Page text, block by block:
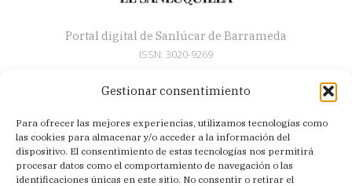
Gestionar consentimiento
Para ofrecer las mejores experiencias, utilizamos tecnologías como
las cookies para almacenar y/o acceder a la información del
dispositivo. El consentimiento de estas tecnologías nos permitirá
procesar datos como el comportamiento de navegación o las
identificaciones únicas en este sitio. No consentir o retirar el
Portal digital de Sanlúcar de Barrameda
ISSN: 3020-9269
Artículos
Semana Santa
Nosotros